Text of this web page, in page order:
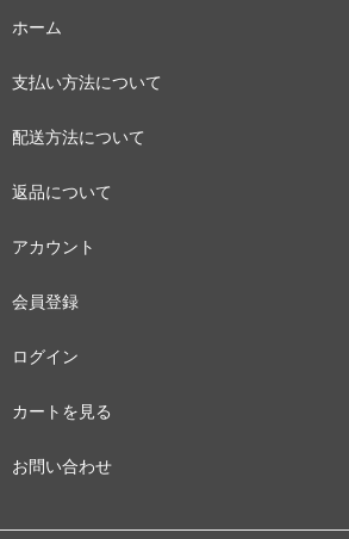
ホーム
支払い方法について
配送方法について
返品について
アカウント
会員登録
ログイン
カートを見る
お問い合わせ